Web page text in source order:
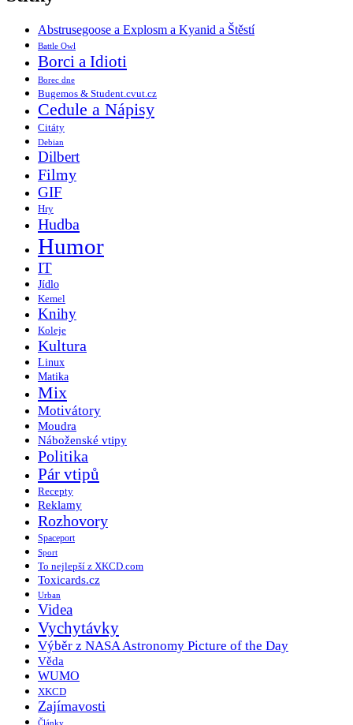
Abstrusegoose a Explosm a Kyanid a Štěstí
Battle Owl
Borci a Idioti
Borec dne
Bugemos & Student.cvut.cz
Cedule a Nápisy
Citáty
Debian
Dilbert
Filmy
GIF
Hry
Hudba
Humor
IT
Jídlo
Kemel
Knihy
Koleje
Kultura
Linux
Matika
Mix
Motivátory
Moudra
Náboženské vtipy
Politika
Pár vtipů
Recepty
Reklamy
Rozhovory
Spaceport
Sport
To nejlepší z XKCD.com
Toxicards.cz
Urban
Videa
Vychytávky
Výběr z NASA Astronomy Picture of the Day
Věda
WUMO
XKCD
Zajímavosti
Články